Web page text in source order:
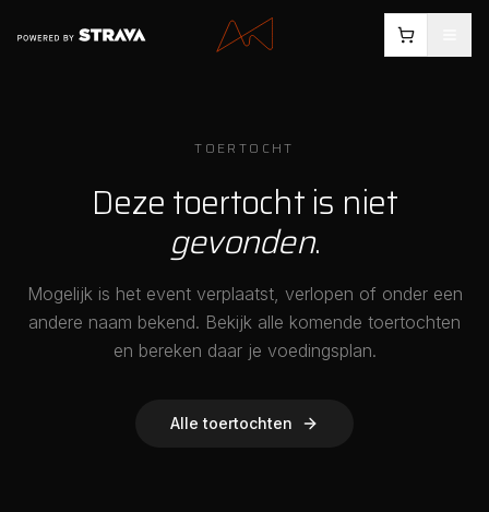
TOERTOCHT
Deze toertocht is niet
gevonden.
Mogelijk is het event verplaatst, verlopen of onder een
andere naam bekend. Bekijk alle komende toertochten
en bereken daar je voedingsplan.
Alle toertochten